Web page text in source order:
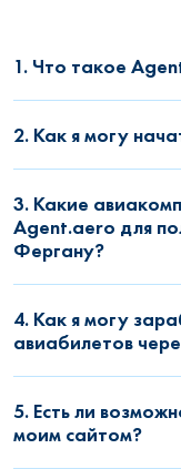
1. Что такое
2. Как я могу
3. Какие
Agent.aero для
Фергану?
4. Как я могу
авиабилетов
5. Есть ли
моим сайтом?